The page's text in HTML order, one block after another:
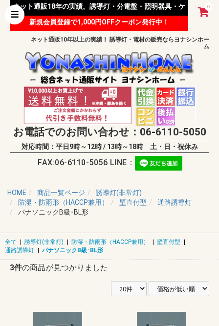
0
ネット通販18年の実績。誘導灯・分電盤・照明器具・ケ
ーブル等 様々な資材を取り扱っています。
新規会員登録で1,000円OFFクーポン発行中！
ネット通販10年以上の実績！ 誘導灯・電材の販売ならヨナシンホー
ム
お電話でのお問い合わせ：06-6110-5050
対応時間：平日9時～12時 / 13時～18時 土・日・祝休み
FAX:06-6110-5056 LINE：
HOME 商品一覧ページ
誘導灯(非常灯)
防湿・防雨形（HACCP兼用）
壁直付型
通路誘導灯
パナソニックB級･BL形
全て | 誘導灯(非常灯) | 防湿・防雨形（HACCP兼用） | 壁直付型 |
通路誘導灯 | パナソニックB級･BL形
3件の商品が見つかりました